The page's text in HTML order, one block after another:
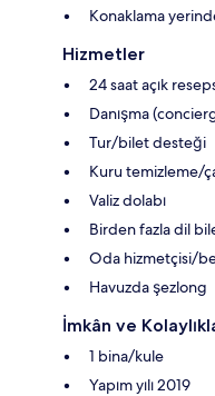
Konaklama
Hizmetler
24 saat açık
Danışma
Tur/bilet desteği
Kuru temizleme/
Valiz dolabı
Birden fazla dil
Oda hizmetçisi/
Havuzda şezlong
İmkân ve
1 bina/kule
Yapım yılı 2019